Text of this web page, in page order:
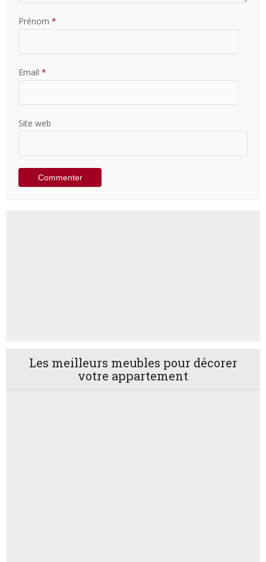
Prénom *
Email *
Site web
Les meilleurs meubles pour décorer
votre appartement